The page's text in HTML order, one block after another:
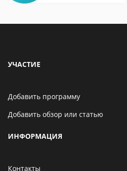
УЧАСТИЕ
Добавить программу
Добавить обзор или статью
ИНФОРМАЦИЯ
Контакты